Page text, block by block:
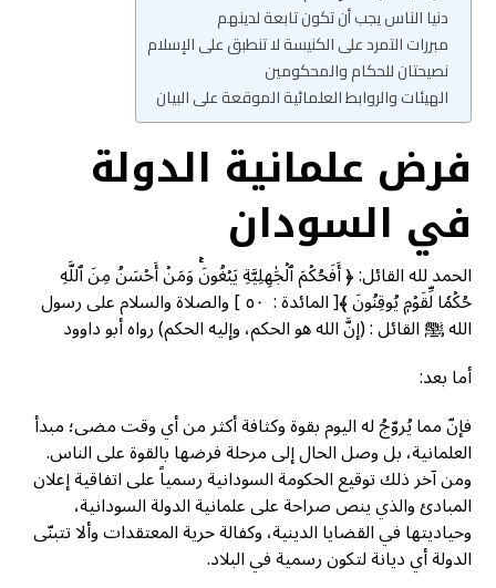
دنيا الناس يجب أن تكون تابعة لدينهم
مبررات التمرد على الكنيسة لا تنطبق على الإسلام
نصيحتان للحكام والمحكومين
الهيئات والروابط العلمائية الموقعة على البيان
فرض علمانية الدولة
في السودان
الحمد لله القائل: ﴿ أَفَحُكۡمَ ٱلۡجَٰهِلِيَّةِ يَبۡغُونَۚ وَمَنۡ أَحۡسَنُ مِنَ ٱللَّهِ
حُكۡمٗا لِّقَوۡمٖ يُوقِنُونَ ﴾[ المائدة : ٥٠ ] والصلاة والسلام على رسول
الله ﷺ القائل : (إنَّ الله هو الحكم، وإليه الحكم) رواه أبو داوود
أما بعد:
فإنّ مما يُروّجُ له اليوم بقوة وكثافة أكثر من أي وقت مضى؛ مبدأ
العلمانية، بل وصل الحال إلى مرحلة فرضها بالقوة على الناس.
ومن آخر ذلك توقيع الحكومة السودانية رسمياً على اتفاقية إعلان
المبادئ والذي ينص صراحة على علمانية الدولة السودانية،
وحياديتها في القضايا الدينية، وكفالة حرية المعتقدات وألا تتبنّى
الدولة أي ديانة لتكون رسمية في البلاد.